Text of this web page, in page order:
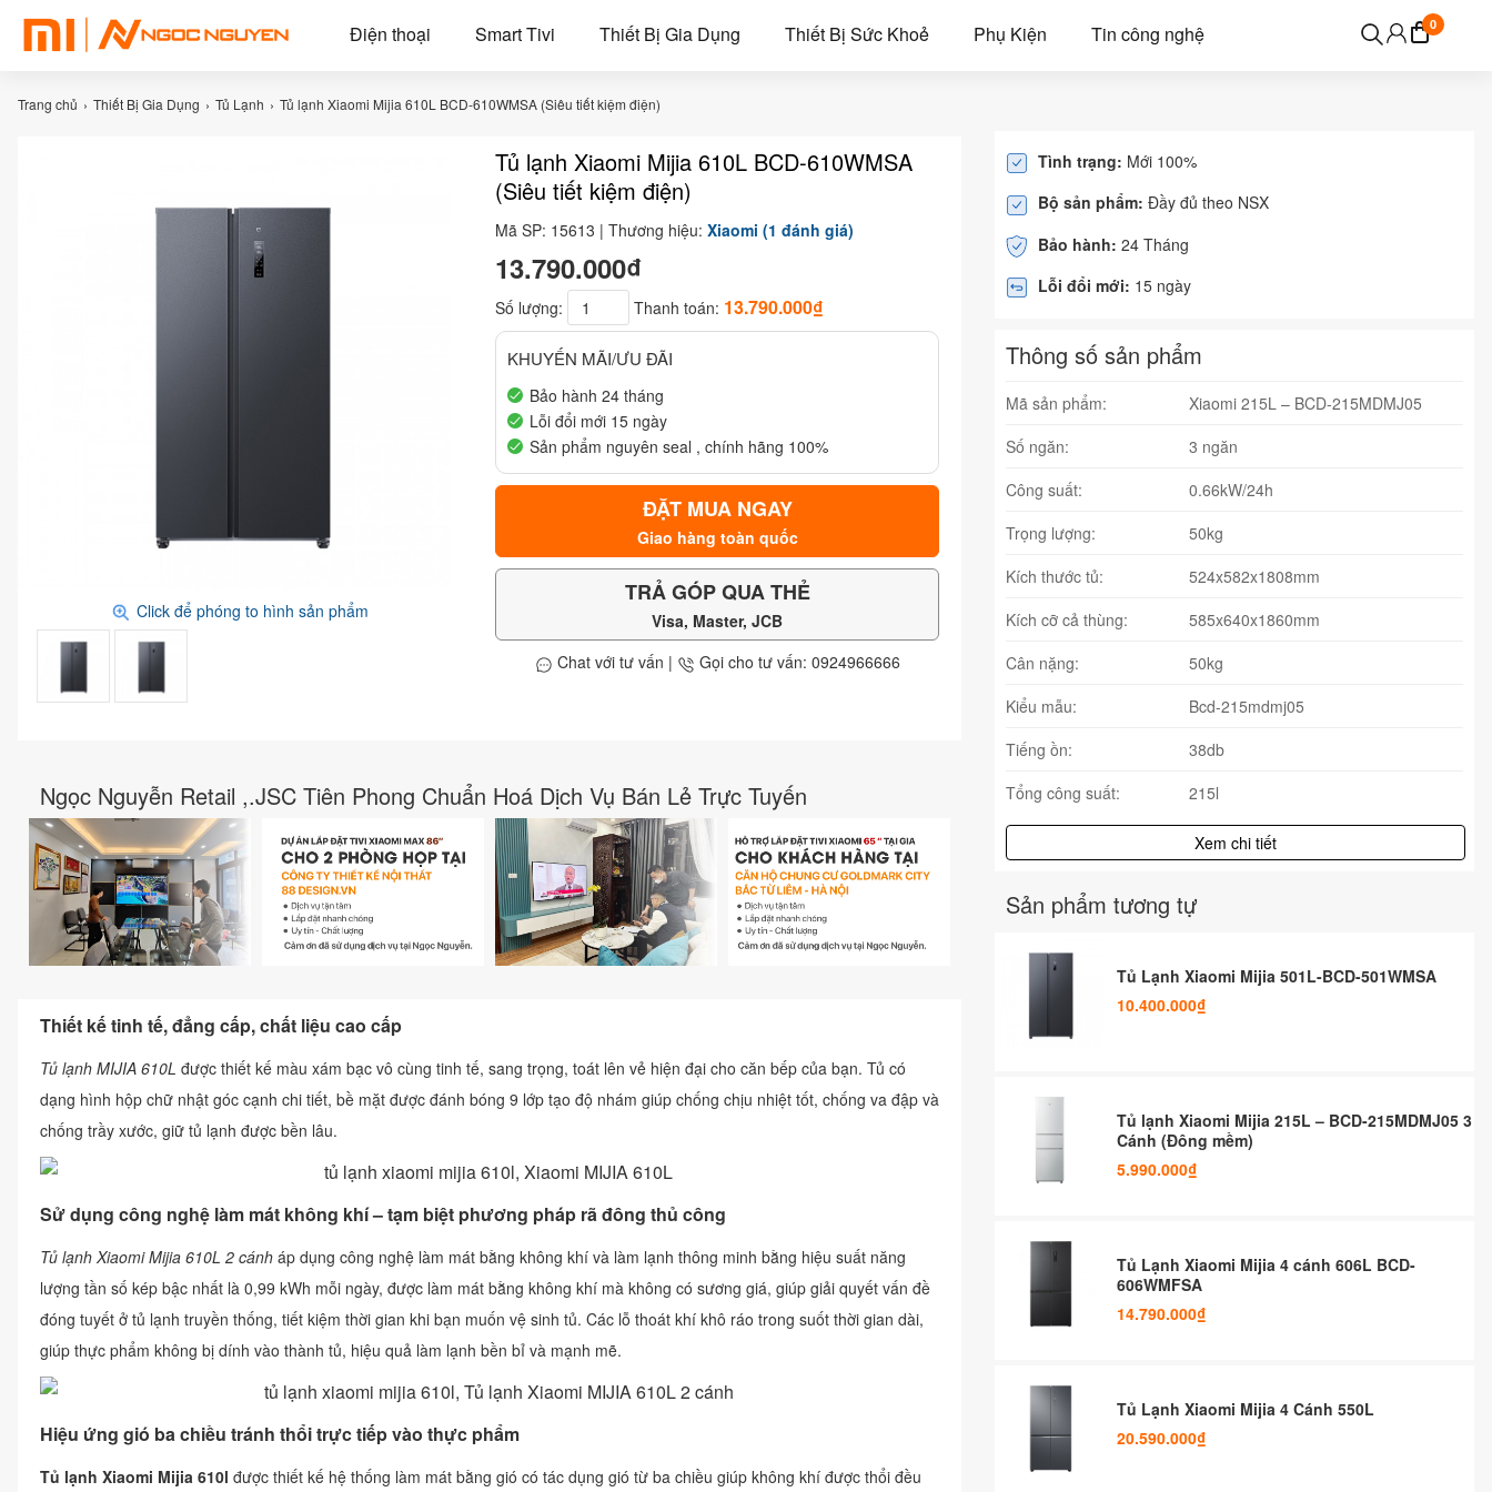
Điện thoại Smart Tivi Thiết Bị Gia Dụng Thiết Bị Sức Khoẻ Phụ Kiện Tin công nghệ 0
Trang chủ Thiết Bị Gia Dụng Tủ Lạnh Tủ lạnh Xiaomi Mijia 610L BCD-610WMSA (Siêu tiết kiệm điện)
Click để phóng to hình sản phẩm
Tủ lạnh Xiaomi Mijia 610L BCD-610WMSA
(Siêu tiết kiệm điện)
Mã SP: 15613 | Thương hiệu: Xiaomi (1 đánh giá)
13.790.000₫
Số lượng: Thanh toán: 13.790.000₫
KHUYẾN MÃI/ƯU ĐÃI
Bảo hành 24 tháng
Lỗi đổi mới 15 ngày
Sản phẩm nguyên seal , chính hãng 100%
ĐẶT MUA NGAY
Giao hàng toàn quốc
TRẢ GÓP QUA THẺ
Visa, Master, JCB
Chat với tư vấn | Gọi cho tư vấn: 0924966666
Ngọc Nguyễn Retail ,.JSC Tiên Phong Chuẩn Hoá Dịch Vụ Bán Lẻ Trực Tuyến
Thiết kế tinh tế, đẳng cấp, chất liệu cao cấp
Tủ lạnh MIJIA 610L được thiết kế màu xám bạc vô cùng tinh tế, sang trọng, toát lên vẻ hiện đại cho căn bếp của bạn. Tủ có
dạng hình hộp chữ nhật góc cạnh chi tiết, bề mặt được đánh bóng 9 lớp tạo độ nhám giúp chống chịu nhiệt tốt, chống va đập và
chống trầy xước, giữ tủ lạnh được bền lâu.
Sử dụng công nghệ làm mát không khí – tạm biệt phương pháp rã đông thủ công
Tủ lạnh Xiaomi Mijia 610L 2 cánh áp dụng công nghệ làm mát bằng không khí và làm lạnh thông minh bằng hiệu suất năng
lượng tần số kép bậc nhất là 0,99 kWh mỗi ngày, được làm mát bằng không khí mà không có sương giá, giúp giải quyết vấn đề
đóng tuyết ở tủ lạnh truyền thống, tiết kiệm thời gian khi bạn muốn vệ sinh tủ. Các lỗ thoát khí khô ráo trong suốt thời gian dài,
giúp thực phẩm không bị dính vào thành tủ, hiệu quả làm lạnh bền bỉ và mạnh mẽ.
Hiệu ứng gió ba chiều tránh thổi trực tiếp vào thực phẩm
Tủ lạnh Xiaomi Mijia 610l được thiết kế hệ thống làm mát bằng gió có tác dụng gió từ ba chiều giúp không khí được thổi đều
Tình trạng: Mới 100%
Bộ sản phẩm: Đầy đủ theo NSX
Bảo hành: 24 Tháng
Lỗi đổi mới: 15 ngày
Thông số sản phẩm
Mã sản phẩm:
Xiaomi 215L – BCD-215MDMJ05
Số ngăn:
3 ngăn
Công suất:
0.66kW/24h
Trọng lượng:
50kg
Kích thước tủ:
524x582x1808mm
Kích cỡ cả thùng:
585x640x1860mm
Cân nặng:
50kg
Kiểu mẫu:
Bcd-215mdmj05
Tiếng ồn:
38db
Tổng công suất:
215l
Xem chi tiết
Sản phẩm tương tự
Tủ Lạnh Xiaomi Mijia 501L-BCD-501WMSA
10.400.000₫
Tủ lạnh Xiaomi Mijia 215L – BCD-215MDMJ05 3
Cánh (Đông mềm)
5.990.000₫
Tủ Lạnh Xiaomi Mijia 4 cánh 606L BCD-
606WMFSA
14.790.000₫
Tủ Lạnh Xiaomi Mijia 4 Cánh 550L
20.590.000₫